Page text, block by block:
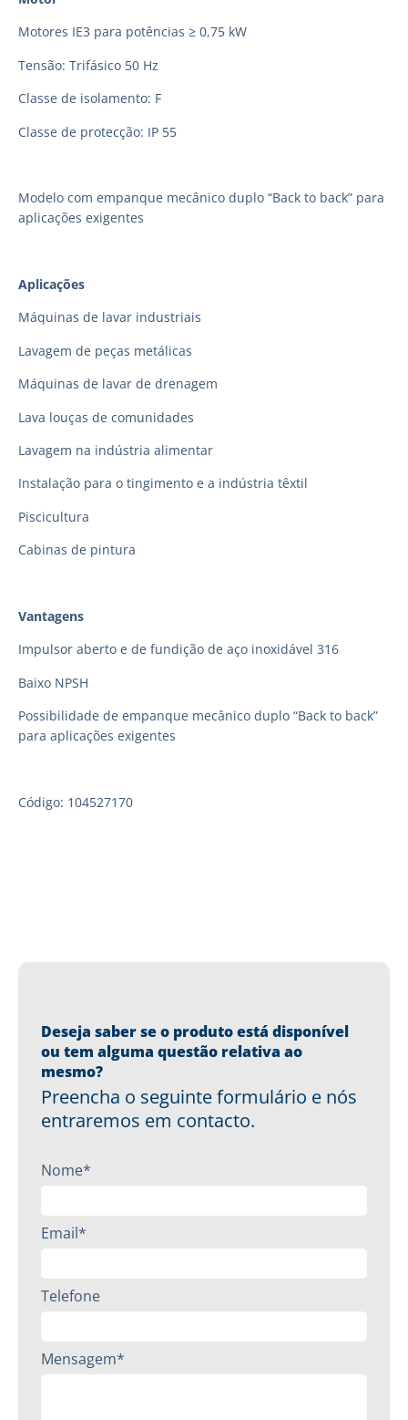
Motores IE3 para potências ≥ 0,75 kW
Tensão: Trifásico 50 Hz
Classe de isolamento: F
Classe de protecção: IP 55
Modelo com empanque mecânico duplo “Back to back” para
aplicações exigentes
Aplicações
Máquinas de lavar industriais
Lavagem de peças metálicas
Máquinas de lavar de drenagem
Lava louças de comunidades
Lavagem na indústria alimentar
Instalação para o tingimento e a indústria têxtil
Piscicultura
Cabinas de pintura
Vantagens
Impulsor aberto e de fundição de aço inoxidável 316
Baixo NPSH
Possibilidade de empanque mecânico duplo “Back to back”
para aplicações exigentes
Código: 104527170
Deseja saber se o produto está disponível
ou tem alguma questão relativa ao
mesmo?
Preencha o seguinte formulário e nós
entraremos em contacto.
Nome*
Email*
Telefone
Mensagem*